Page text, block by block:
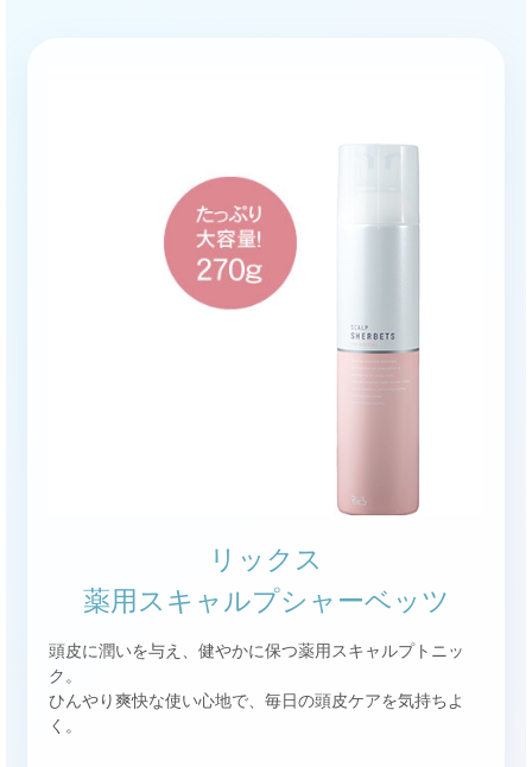
リックス
薬用スキャルプシャーベッツ
頭皮に潤いを与え、健やかに保つ薬用スキャルプトニッ
ク。
ひんやり爽快な使い心地で、毎日の頭皮ケアを気持ちよ
く。